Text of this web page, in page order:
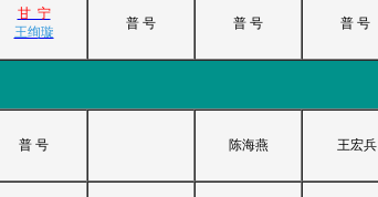
甘 宁
王绚璇
普 号 普 号 普 号
普 号 陈海燕 王宏兵